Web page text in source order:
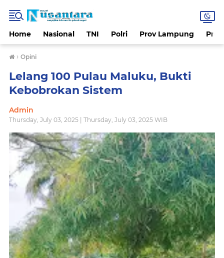
Home Nasional TNI Polri Prov Lampung
› Opini
Lelang 100 Pulau Maluku, Bukti
Kebobrokan Sistem
Admin
Thursday, July 03, 2025 | Thursday, July 03, 2025 WIB